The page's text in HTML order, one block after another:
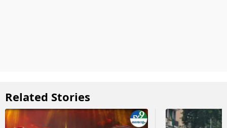
Related Stories